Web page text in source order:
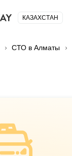
КАЗАХСТАН
СТО в Алматы